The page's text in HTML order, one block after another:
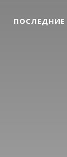
ПОСЛЕДНИЕ